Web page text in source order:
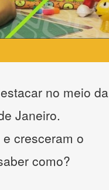
no meio da
Janeiro.
cresceram o
como?